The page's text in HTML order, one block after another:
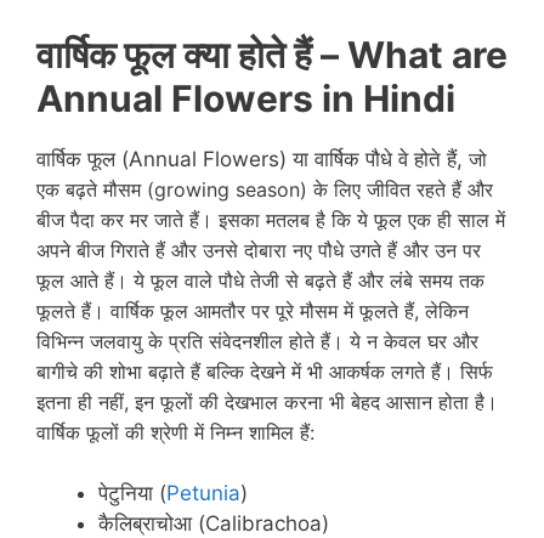
वार्षिक फूल क्या होते हैं – What are
Annual Flowers in Hindi
वार्षिक फूल (Annual Flowers) या वार्षिक पौधे वे होते हैं,जो
एक बढ़ते मौसम (growing season) के लिए जीवित रहते हैं और
बीज पैदा कर मर जाते हैं। इसका मतलब है कि ये फूल एक ही साल में
अपने बीज गिराते हैं और उनसे दोबारा नए पौधे उगते हैं और उन पर
फूल आते हैं। ये फूल वाले पौधे तेजी से बढ़ते हैं और लंबे समय तक
फूलते हैं। वार्षिक फूल आमतौर पर पूरे मौसम में फूलते हैं, लेकिन
विभिन्न जलवायु के प्रति संवेदनशील होते हैं।ये न केवल घर और
बागीचे की शोभा बढ़ाते हैं बल्कि देखने में भी आकर्षक लगते हैं। सिर्फ
इतना ही नहीं, इन फूलों की देखभाल करना भी बेहद आसान होता है।
वार्षिक फूलों की श्रेणी में निम्न शामिल हैं:
पेटुनिया (Petunia)
कैलिब्राचोआ (Calibrachoa)